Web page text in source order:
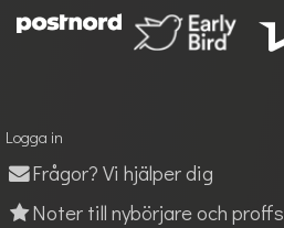
Logga in
Frågor? Vi hjälper dig
Noter till nybörjare och proffs